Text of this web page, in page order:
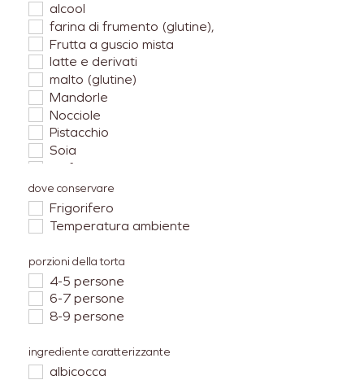
alcool
farina di frumento (glutine),
Frutta a guscio mista
latte e derivati
malto (glutine)
Mandorle
Nocciole
Pistacchio
Soia
Solfiti
uova
dove conservare
Frigorifero
Temperatura ambiente
porzioni della torta
4-5 persone
6-7 persone
8-9 persone
ingrediente caratterizzante
albicocca